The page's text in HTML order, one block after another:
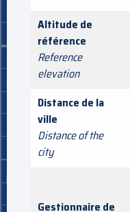
Altitude de
référence
Reference
elevation
Distance de la
ville
Distance of the
city
Gestionnaire de